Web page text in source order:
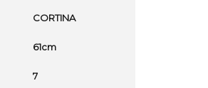
CORTINA
61cm
7